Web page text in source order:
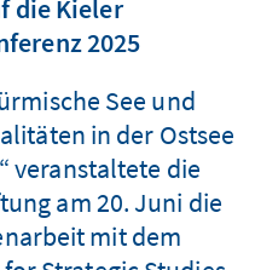
die Kieler
2025
See und
in der Ostsee
veranstaltete die
am 20. Juni die
mit dem